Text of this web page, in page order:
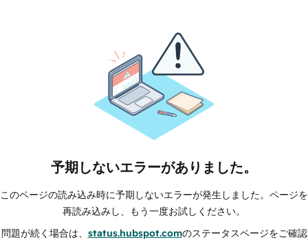
予期しないエラーがありました。
このページの読み込み時に予期しないエラーが発生しました。ページを
再読み込みし、もう一度お試しください。
問題が続く場合は、 status.hubspot.comのステータスページをご確認